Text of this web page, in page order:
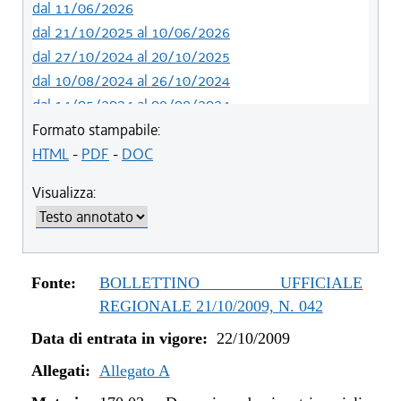
dal 11/06/2026
dal 21/10/2025 al 10/06/2026
dal 27/10/2024 al 20/10/2025
dal 10/08/2024 al 26/10/2024
dal 14/05/2024 al 09/08/2024
dal 12/08/2023 al 13/05/2024
dal 14/06/2022 al 11/08/2023
dal 12/08/2021 al 31/12/2021
dal 20/05/2021 al 11/08/2021
dal 01/01/2020 al 19/05/2021
dal 10/08/2019 al 31/12/2019
dal 11/07/2019 al 09/08/2019
dal 27/04/2017 al 15/08/2018
dal 01/01/2017 al 26/04/2017
dal 13/01/2016 al 31/12/2016
Formato stampabile:
HTML- PDF - DOC
Visualizza:
Fonte:
BOLLETTINO UFFICIALE
REGIONALE 21/10/2009, N. 042
Data di entrata in vigore: 22/10/2009
Allegati: Allegato A